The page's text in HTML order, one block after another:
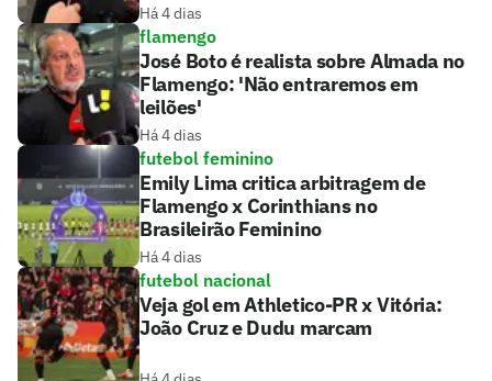
Há 4 dias
flamengo
José Boto é realista sobre Almada no
Flamengo: 'Não entraremos em
leilões'
Há 4 dias
futebol feminino
Emily Lima critica arbitragem de
Flamengo x Corinthians no
Brasileirão Feminino
Há 4 dias
futebol nacional
Veja gol em Athletico-PR x Vitória:
João Cruz e Dudu marcam